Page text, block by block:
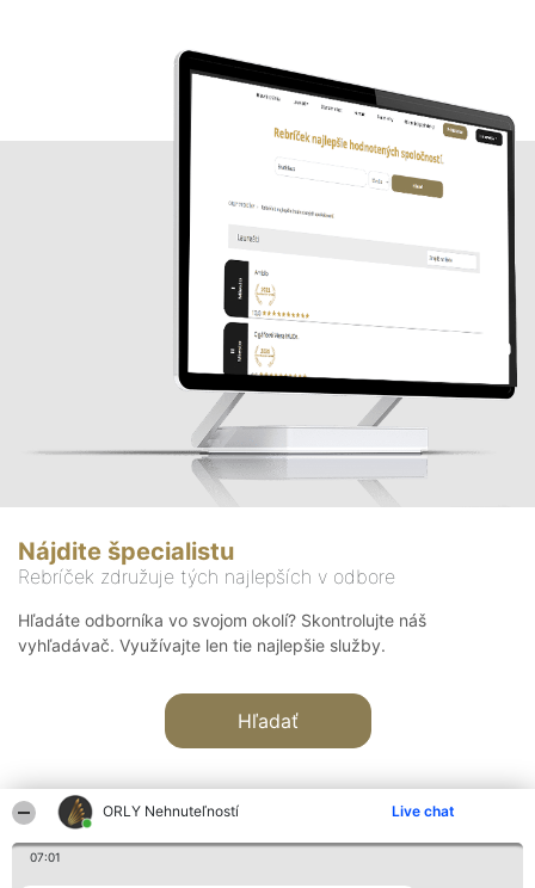
ORLY Nehnuteľností Live chat
07:01
Nájdite špecialistu
Rebríček združuje tých najlepších v odbore
Hľadáte odborníka vo svojom okolí? Skontrolujte náš
vyhľadávač. Využívajte len tie najlepšie služby.
Hľadať